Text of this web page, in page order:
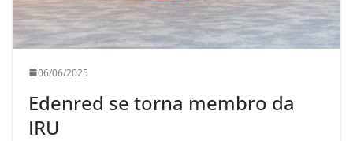
06/06/2025
Edenred se torna membro da
IRU